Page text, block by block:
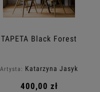
TAPETA Black Forest
Artysta: Katarzyna Jasyk
400,00 zł